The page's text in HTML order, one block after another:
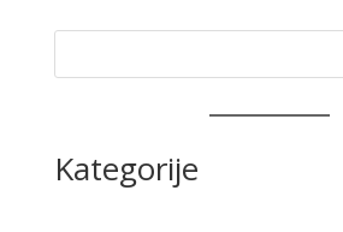
Kategorije